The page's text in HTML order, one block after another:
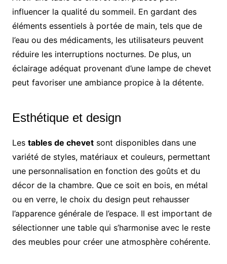
influencer la qualité du sommeil. En gardant des
éléments essentiels à portée de main, tels que de
l’eau ou des médicaments, les utilisateurs peuvent
réduire les interruptions nocturnes. De plus, un
éclairage adéquat provenant d’une lampe de chevet
peut favoriser une ambiance propice à la détente.
Esthétique et design
Les tables de chevetsont disponibles dans une
variété de styles, matériaux et couleurs, permettant
une personnalisation en fonction des goûts et du
décor de la chambre. Que ce soit en bois, en métal
ou en verre, le choix du design peut rehausser
l’apparence générale de l’espace. Il est important de
sélectionner une table qui s’harmonise avec le reste
des meubles pour créer une atmosphère cohérente.